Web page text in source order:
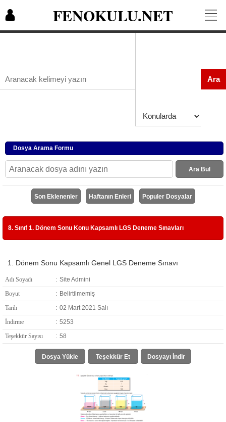
FENOKULU.NET
Ara
Dosya Arama Formu
Ara Bul
Son Eklenenler Haftanın Enleri Populer Dosyalar
8. Sınıf 1. Dönem Sonu Konu Kapsamlı LGS Deneme Sınavları
1. Dönem Sonu Kapsamlı Genel LGS Deneme Sınavı
Adı Soyadı : Site Admini
Boyut
: Belirtilmemiş
Tarih
: 02 Mart 2021 Salı
İndirme
: 5253
Teşekkür Sayısı
: 58
Dosya Yükle Teşekkür Et Dosyayı İndir